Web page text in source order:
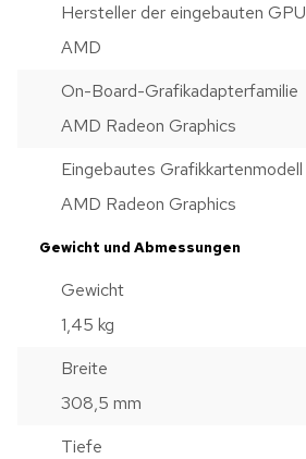
Hersteller der eingebauten GPU
AMD
On-Board-Grafikadapterfamilie
AMD Radeon Graphics
Eingebautes Grafikkartenmodell
AMD Radeon Graphics
Gewicht und Abmessungen
Gewicht
1,45 kg
Breite
308,5 mm
Tiefe